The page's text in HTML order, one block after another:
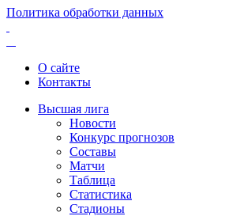
Политика обработки данных
О сайте
Контакты
Высшая лига
Новости
Конкурс прогнозов
Составы
Матчи
Таблица
Статистика
Стадионы